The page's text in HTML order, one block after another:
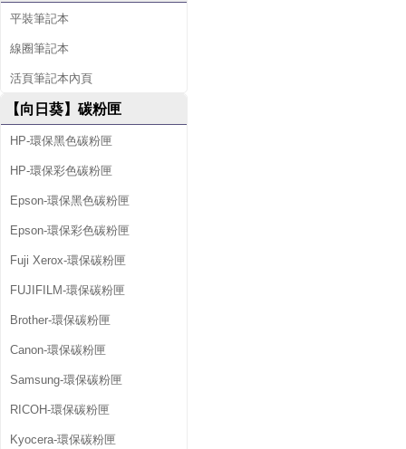
平裝筆記本
線圈筆記本
活頁筆記本內頁
【向日葵】碳粉匣
HP-環保黑色碳粉匣
HP-環保彩色碳粉匣
Epson-環保黑色碳粉匣
Epson-環保彩色碳粉匣
Fuji Xerox-環保碳粉匣
FUJIFILM-環保碳粉匣
Brother-環保碳粉匣
Canon-環保碳粉匣
Samsung-環保碳粉匣
RICOH-環保碳粉匣
Kyocera-環保碳粉匣